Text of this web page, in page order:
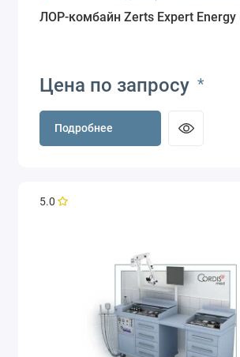
ЛОР-комбайн Zerts Expert Energy
Цена по запросу *
Подробнее
5.0